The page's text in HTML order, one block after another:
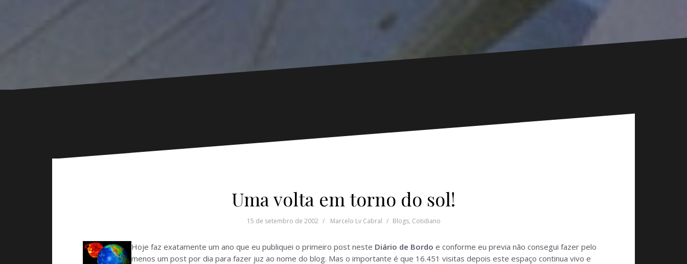
Uma volta em torno do sol!
15 de setembro de 2002 Marcelo Lv Cabral Blogs, Cotidiano
Hoje faz exatamente um ano que eu publiquei o primeiro post neste Diário de Bordo e conforme eu previa não consegui fazer pelo
menos um post por dia para fazer juz ao nome do blog. Mas o importante é que 16.451 visitas depois este espaço continua vivo e